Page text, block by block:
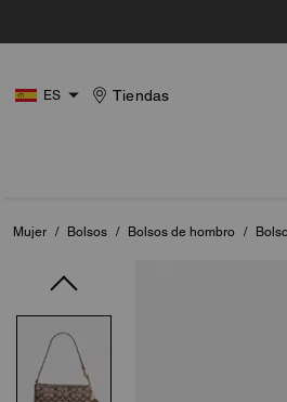
ES Tiendas
Mujer / Bolsos / Bolsos de hombro /